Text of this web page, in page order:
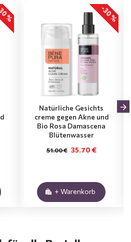
% -30 %
Natürliche Gesichts
creme gegen Аkne und
Bio Rosa Damascena
Blütenwasser
35.70 €
51.00 €
+ Warenkorb